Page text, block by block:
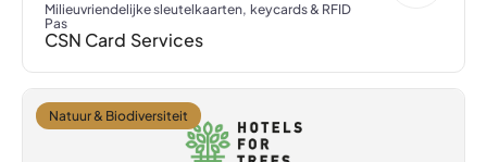
Milieuvriendelijke sleutelkaarten, keycards & RFID
Pas
CSN Card Services
Natuur & Biodiversiteit